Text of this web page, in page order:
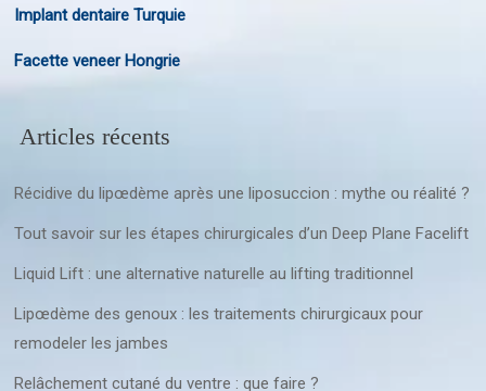
Implant dentaire Turquie
Facette veneer Hongrie
Articles récents
Récidive du lipœdème après une liposuccion : mythe ou réalité ?
Tout savoir sur les étapes chirurgicales d’un Deep Plane Facelift
Liquid Lift : une alternative naturelle au lifting traditionnel
Lipœdème des genoux : les traitements chirurgicaux pour
remodeler les jambes
Relâchement cutané du ventre : que faire ?